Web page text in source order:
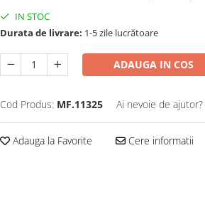
IN STOC
Durata de livrare: 1-5 zile lucrătoare
ADAUGA IN COS
Cod Produs: MF.11325 Ai nevoie de ajutor?
Adauga la Favorite Cere informatii